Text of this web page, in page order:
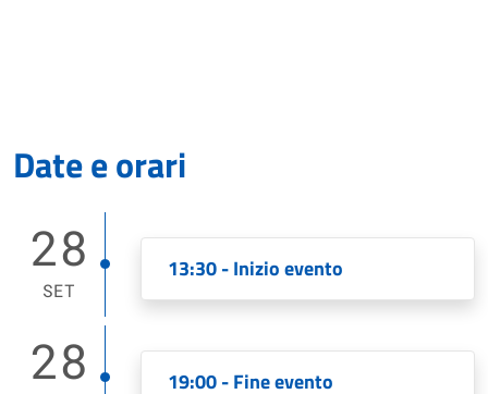
Date e orari
28
SET
13:30 - Inizio evento
28 19:00 - Fine evento